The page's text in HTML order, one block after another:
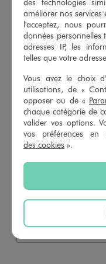
4.8/5
contrôle
Voir tous les avis sur
5étoiles
4étoiles
3étoiles
2étoiles
1étoile
Trier les avis
améliorer nos services
l'acceptez, nous
données personnelles
adresses IP, les
telles que votre
Vous avez le choix
utilisations, de «
opposer ou de «
chaque catégorie de
valider vos options.
vos préférences
des cookies ».